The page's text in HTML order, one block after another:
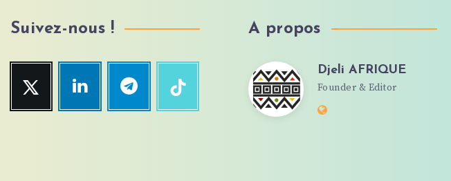
Suivez-nous !
Twitter
Suivez-
Linkedin
Venez
Telegram
Suivez-
TikTok
Suivez-
A propos
Djeli
Djeli AFRIQUE
Founder & Editor
Website: